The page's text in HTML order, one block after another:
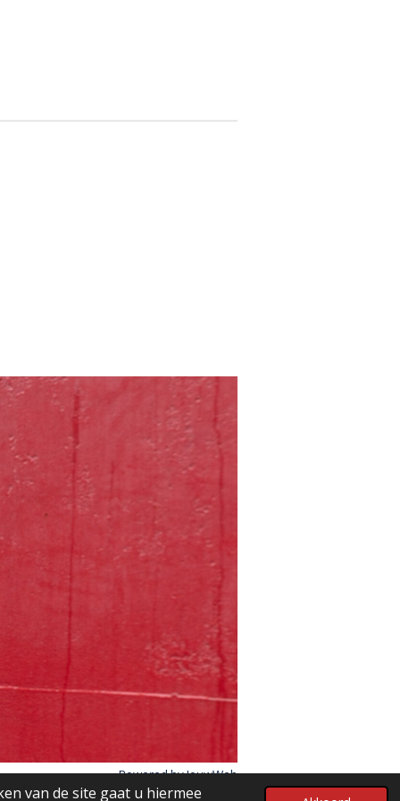
van de site gaat u hiermee
Powered byJouwWeb